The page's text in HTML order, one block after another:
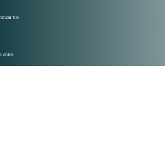
tus
antes